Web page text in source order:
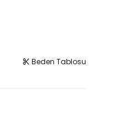
Beden Tablosu